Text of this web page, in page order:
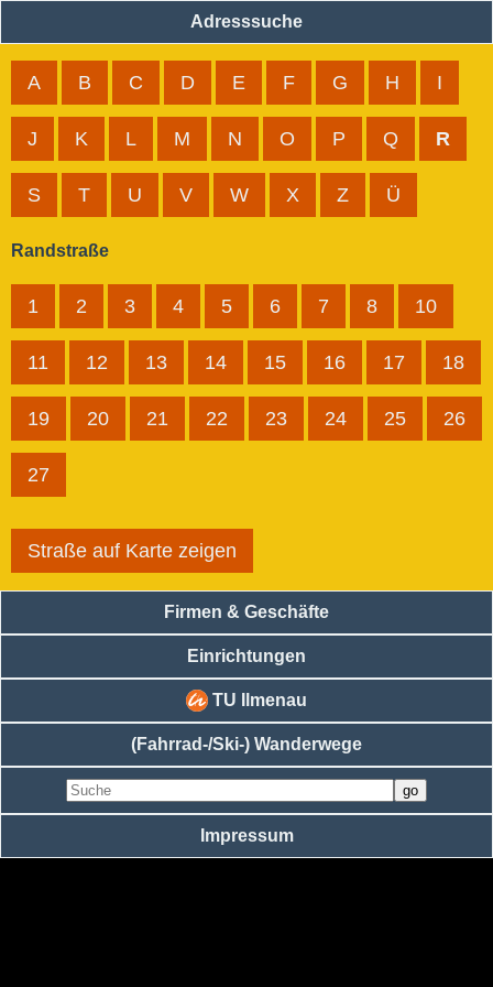
Adresssuche
A B C D E F G H I
J K L M N O P Q R
S T U V W X Z Ü
Randstraße
1 2 3 4 5 6 7 8 10
11 12 13 14 15 16 17 18
19 20 21 22 23 24 25 26
27
Straße auf Karte zeigen
Firmen & Geschäfte
Einrichtungen
TU Ilmenau
(Fahrrad-/Ski-) Wanderwege
Impressum